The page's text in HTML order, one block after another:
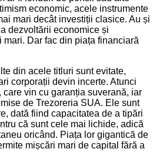
economic, acele instrumente
mari decât investiții clasice. Au și
dezvoltării economice și
Dar fac din piața financiară
din acele titluri sunt evitate,
corporații devin incerte. Atunci
vin cu garanția suverană, iar
de Trezoreria SUA. Ele sunt
dată fiind capacitatea de a tipări
că sunt cele mai lichide, adică
oricând. Piața lor gigantică de
mișcări mari de capital fără a